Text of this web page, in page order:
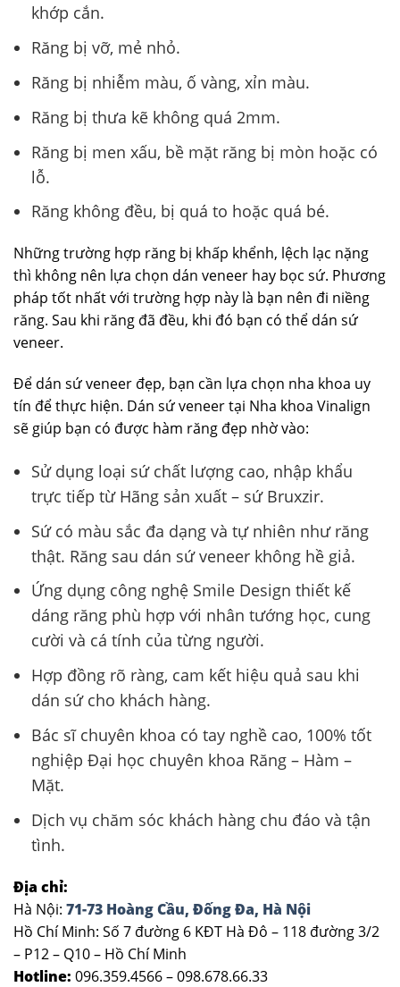
khớp cắn.
Răng bị vỡ, mẻ nhỏ.
Răng bị nhiễm màu, ố vàng, xỉn màu.
Răng bị thưa kẽ không quá 2mm.
Răng bị men xấu, bề mặt răng bị mòn hoặc có
lỗ.
Răng không đều, bị quá to hoặc quá bé.
Những trường hợp răng bị khấp khểnh, lệch lạc nặng
thì không nên lựa chọn dán veneer hay bọc sứ. Phương
pháp tốt nhất với trường hợp này là bạn nên đi niềng
răng. Sau khi răng đã đều, khi đó bạn có thể dán sứ
veneer.
Để dán sứ veneer đẹp, bạn cần lựa chọn nha khoa uy
tín để thực hiện. Dán sứ veneer tại Nha khoa Vinalign
sẽ giúp bạn có được hàm răng đẹp nhờ vào:
Sử dụng loại sứ chất lượng cao, nhập khẩu
trực tiếp từ Hãng sản xuất – sứ Bruxzir.
Sứ có màu sắc đa dạng và tự nhiên như răng
thật. Răng sau dán sứ veneer không hề giả.
Ứng dụng công nghệ Smile Design thiết kế
dáng răng phù hợp với nhân tướng học, cung
cười và cá tính của từng người.
Hợp đồng rõ ràng, cam kết hiệu quả sau khi
dán sứ cho khách hàng.
Bác sĩ chuyên khoa có tay nghề cao, 100% tốt
nghiệp Đại học chuyên khoa Răng – Hàm –
Mặt.
Dịch vụ chăm sóc khách hàng chu đáo và tận
tình.
Địa chỉ:
Hà Nội: 71-73 Hoàng Cầu, Đống Đa, Hà Nội
Hồ Chí Minh: Số 7 đường 6 KĐT Hà Đô – 118 đường 3/2
– P12 – Q10 – Hồ Chí Minh
Hotline: 096.359.4566 – 098.678.66.33